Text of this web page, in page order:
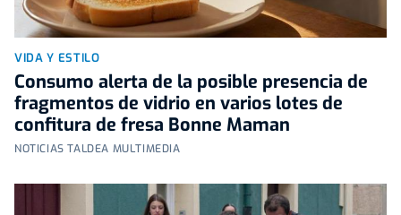
VIDA Y ESTILO
Consumo alerta de la posible presencia de
fragmentos de vidrio en varios lotes de
confitura de fresa Bonne Maman
NOTICIAS TALDEA MULTIMEDIA